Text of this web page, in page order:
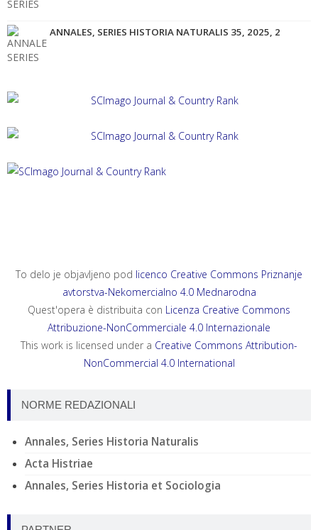
ANNALES, SERIES HISTORIA NATURALIS 35, 2025, 2
To delo je objavljeno pod licenco Creative Commons Priznanje
avtorstva-Nekomercialno 4.0 Mednarodna
Quest'opera è distribuita con Licenza Creative Commons
Attribuzione-NonCommerciale 4.0 Internazionale
This work is licensed under a Creative Commons Attribution-
NonCommercial 4.0 International
NORME REDAZIONALI
Annales, Series Historia Naturalis
Acta Histriae
Annales, Series Historia et Sociologia